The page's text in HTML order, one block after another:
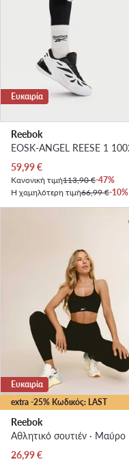
Ευκαιρία
Reebok
Τρέχουσα τιμή
59,99€
Κανονική τιμή113,90 €-47%
Η χαμηλότερη τιμή66,99 €-10%
extra -25% Κωδικός: LAST
Ευκαιρία
Reebok
Αθλητικό σουτιέν · Μαύρο
Τρέχουσα τιμή
26,99€